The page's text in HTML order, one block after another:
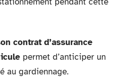
contrat d’assurance
permet d’anticiper un
au gardiennage.